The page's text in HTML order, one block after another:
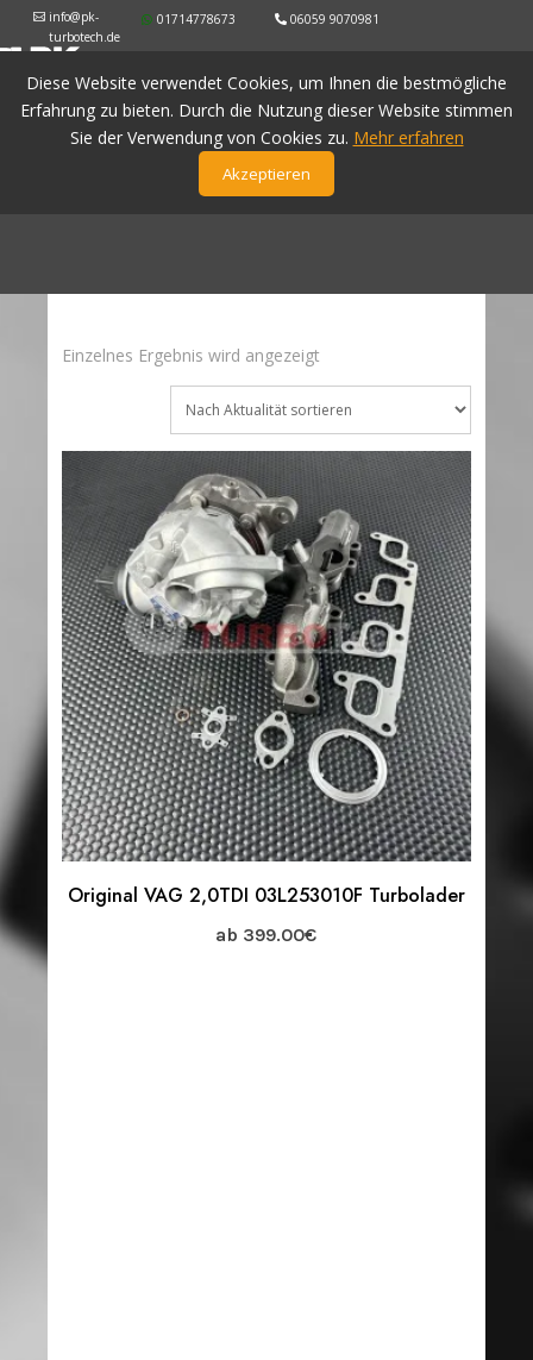
info@pk-
turbotech.de
Diese Website verwendet Cookies, um Ihnen die bestmögliche
Erfahrung zu bieten. Durch die Nutzung dieser Website stimmen
Sie der Verwendung von Cookies zu. Mehr erfahren
Akzeptieren
01714778673 06059 9070981
Einzelnes Ergebnis wird angezeigt
Original VAG 2,0TDI 03L253010F Turbolader
ab 399.00€